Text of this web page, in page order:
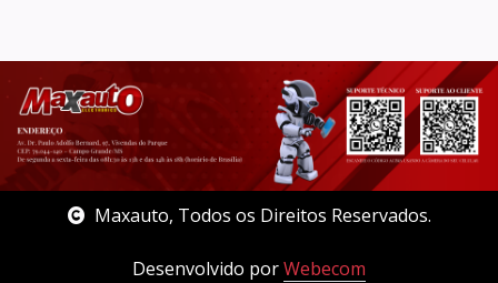
Maxauto, Todos os Direitos Reservados.
Desenvolvido porWebecom